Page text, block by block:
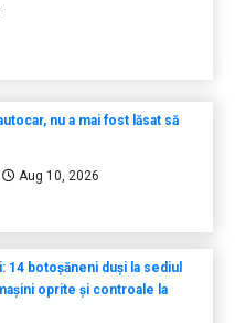
nu a mai fost lăsat să
Aug 10, 2026
14 botoșăneni duși la sediul
oprite și controale la